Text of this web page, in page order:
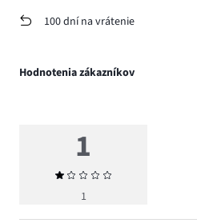
100 dní na vrátenie
Hodnotenia zákazníkov
1
Priemerné
hodnotenie
1